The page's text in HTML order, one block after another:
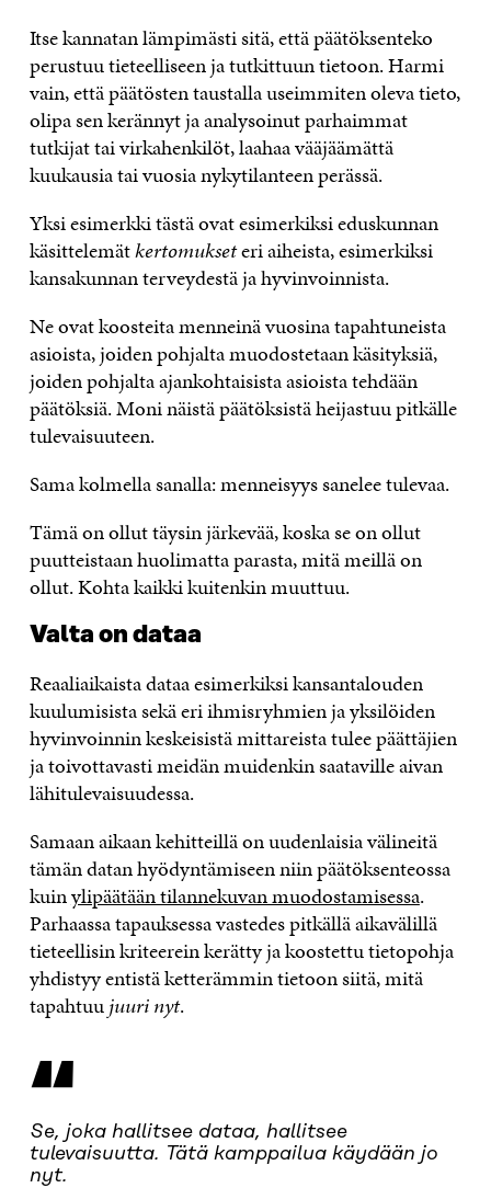
Itse kannatan lämpimästi sitä, että päätöksenteko
perustuu tieteelliseen ja tutkittuun tietoon. Harmi
vain, että päätösten taustalla useimmiten oleva tieto,
olipa sen kerännyt ja analysoinut parhaimmat
tutkijat tai virkahenkilöt, laahaa vääjäämättä
kuukausia tai vuosia nykytilanteen perässä.
Yksi esimerkki tästä ovat esimerkiksi eduskunnan
käsittelemätkertomukseteri aiheista, esimerkiksi
kansakunnan terveydestä ja hyvinvoinnista.
Ne ovat koosteita menneinä vuosina tapahtuneista
asioista, joiden pohjalta muodostetaan käsityksiä,
joiden pohjalta ajankohtaisista asioista tehdään
päätöksiä. Moni näistä päätöksistä heijastuu pitkälle
tulevaisuuteen.
Sama kolmella sanalla: menneisyys sanelee tulevaa.
Tämä on ollut täysin järkevää, koska se on ollut
puutteistaan huolimatta parasta, mitä meillä on
ollut. Kohta kaikki kuitenkin muuttuu.
Valta on dataa
Reaaliaikaista dataa esimerkiksi kansantalouden
kuulumisista sekä eri ihmisryhmien ja yksilöiden
hyvinvoinnin keskeisistä mittareista tulee päättäjien
ja toivottavasti meidän muidenkin saataville aivan
lähitulevaisuudessa.
Samaan aikaan kehitteillä on uudenlaisia välineitä
tämän datan hyödyntämiseen niin päätöksenteossa
kuinylipäätään tilannekuvan muodostamisessa.
Parhaassa tapauksessa vastedes pitkällä aikavälillä
tieteellisin kriteerein kerätty ja koostettu tietopohja
yhdistyy entistä ketterämmin tietoon siitä, mitä
tapahtuujuuri nyt.
“
Se, joka hallitsee dataa, hallitsee
tulevaisuutta. Tätä kamppailua käydään jo
nyt.